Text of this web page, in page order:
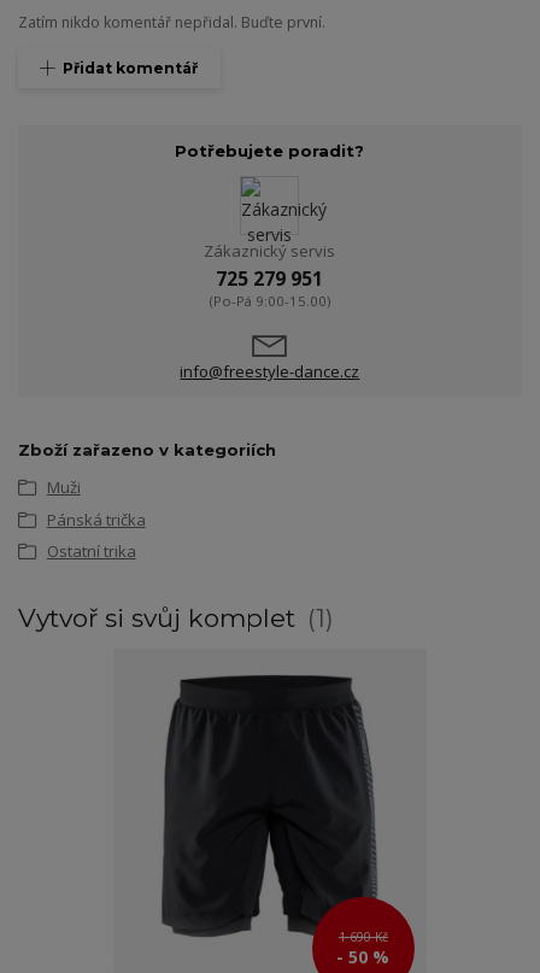
Zatím nikdo komentář nepřidal. Buďte první.
Přidat komentář
Potřebujete poradit?
Zákaznický servis
725 279 951
(Po-Pá 9:00-15.00)
info@freestyle-dance.cz
Zboží zařazeno v kategoriích
Muži
Pánská trička
Ostatní trika
Vytvoř si svůj komplet 1
1 690 Kč
- 50 %